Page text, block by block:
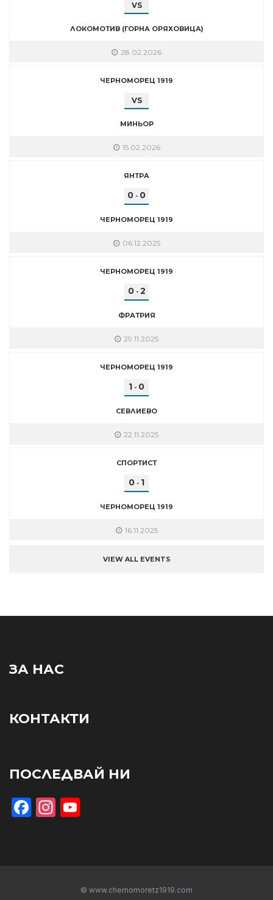
VS
ЛОКОМОТИВ (ГОРНА ОРЯХОВИЦА)
28.02.2026
ЧЕРНОМОРЕЦ 1919
VS
МИНЬОР
15.02.2026
ЯНТРА
0 - 0
ЧЕРНОМОРЕЦ 1919
06.12.2025
ЧЕРНОМОРЕЦ 1919
0- 2
ФРАТРИЯ
29.11.2025
ЧЕРНОМОРЕЦ 1919
1 - 0
СЕВЛИЕВО
22.11.2025
СПОРТИСТ
0 - 1
ЧЕРНОМОРЕЦ 1919
16.11.2025
VIEW ALL EVENTS
ЗА НАС
КОНТАКТИ
ПОСЛЕДВАЙ НИ
Facebook
Instagram
© www.chernomoretz1919.com